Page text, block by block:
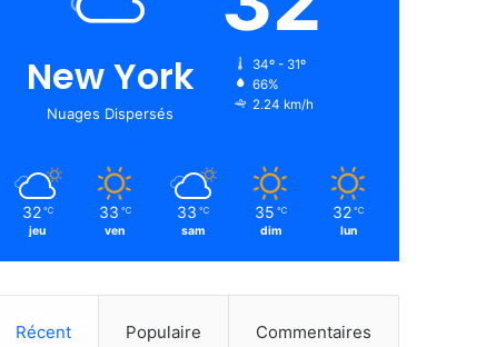
New York
Nuages Dispersés
34º - 31º
66%
2.24 km/h
32 ℃
jeu
33 ℃
ven
33 ℃
sam
35 ℃
dim
32 ℃
lun
Récent Populaire Commentaires